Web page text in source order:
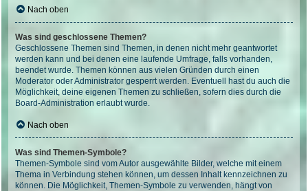
Nach oben
Was sind geschlossene Themen?
Geschlossene Themen sind Themen, in denen nicht mehr geantwortet
werden kann und bei denen eine laufende Umfrage, falls vorhanden,
beendet wurde. Themen können aus vielen Gründen durch einen
Moderator oder Administrator gesperrt werden. Eventuell hast du auch die
Möglichkeit, deine eigenen Themen zu schließen, sofern dies durch die
Board-Administration erlaubt wurde.
Nach oben
Was sind Themen-Symbole?
Themen-Symbole sind vom Autor ausgewählte Bilder, welche mit einem
Thema in Verbindung stehen können, um dessen Inhalt kennzeichnen zu
können. Die Möglichkeit, Themen-Symbole zu verwenden, hängt von